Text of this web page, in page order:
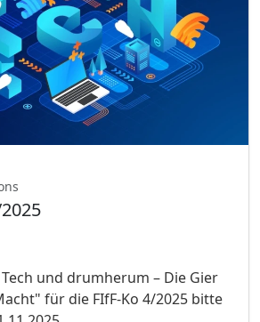
und drumherum – Die Gier
für die FIfF-Ko 4/2025 bitte